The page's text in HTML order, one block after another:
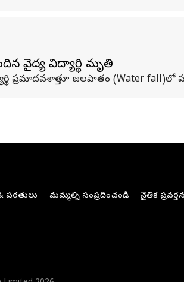
వైద్య విద్యార్థి మృతి
ప్రమాదవశాత్తూ జలపాతం (Water fall)లో
షరతులు మమ్మల్ని సంప్రదించండి నైతిక ప్రవర్తన